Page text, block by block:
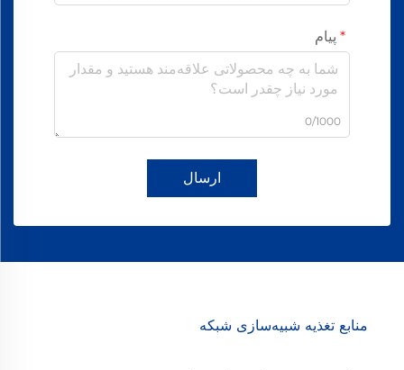
پیام
0/1000
ارسال
منابع تغذیه شبیه‌سازی شبکه